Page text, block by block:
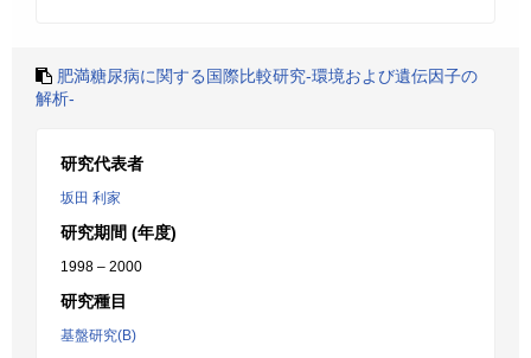
肥満糖尿病に関する国際比較研究-環境および遺伝因子の
解析-
研究代表者
坂田 利家
研究期間 (年度)
1998 – 2000
研究種目
基盤研究(B)